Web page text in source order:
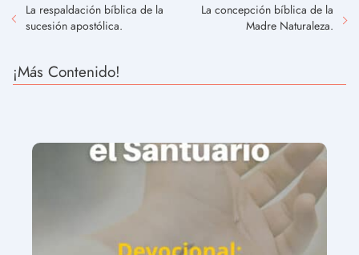
La respaldación bíblica de la
sucesión apostólica.
La concepción bíblica de la
Madre Naturaleza.
¡Más Contenido!